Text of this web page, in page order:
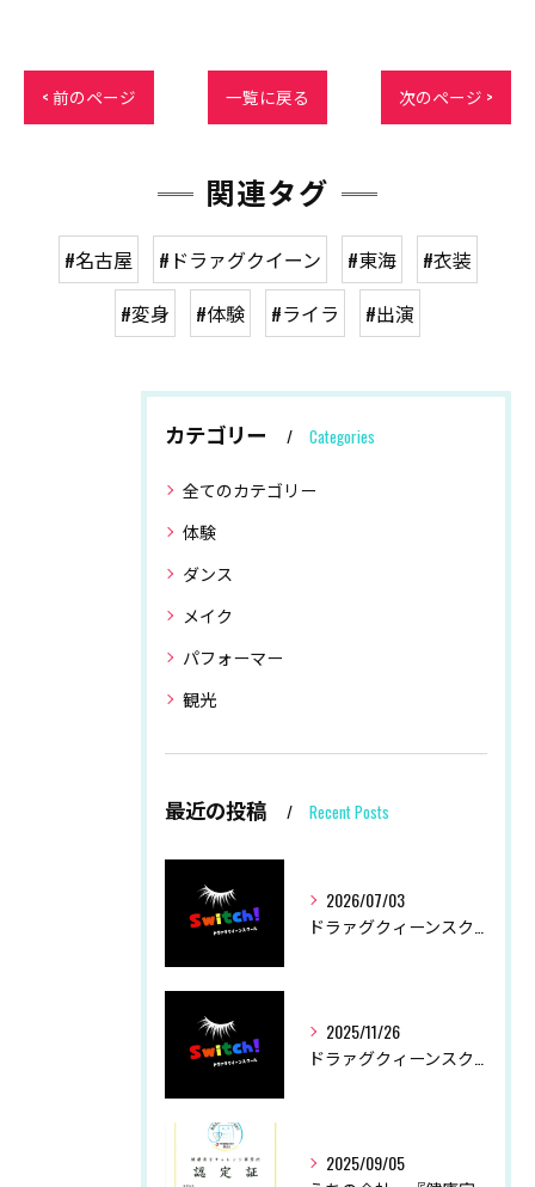
< 前のページ 一覧に戻る 次のページ >
関連タグ
#名古屋 #ドラァグクイーン #東海
#衣装
#変身
#体験 #ライラ #出演
カテゴリー Categories
全てのカテゴリー
体験
ダンス
メイク
パフォーマー
観光
最近の投稿 Recent Posts
2026/07/03
2025/11/26
2025/09/05